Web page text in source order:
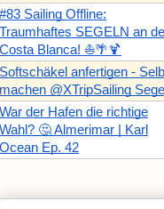
#83 Sailing Offline:
Traumhaftes SEGELN an
Costa Blanca! ⛵️🌴🍹
Softschäkel anfertigen -
machen @XTripSailing
War der Hafen die richtige
Wahl? 🤔 Almerimar | Karl
Ocean Ep. 42